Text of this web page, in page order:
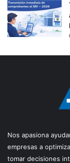
Nos apasiona
empresas a
tomar decisiones